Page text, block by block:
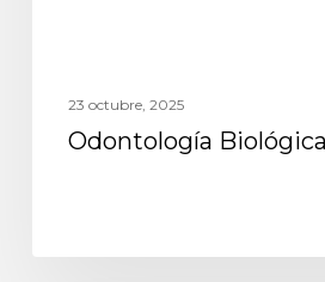
23 octubre, 2025
Odontología